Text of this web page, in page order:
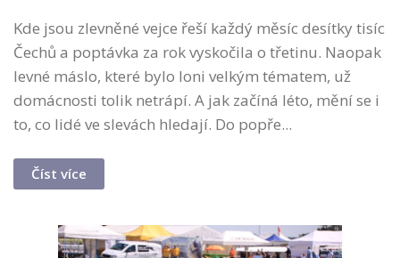
Kde jsou zlevněné vejce řeší každý měsíc desítky tisíc
Čechů a poptávka za rok vyskočila o třetinu. Naopak
levné máslo, které bylo loni velkým tématem, už
domácnosti tolik netrápí. A jak začíná léto, mění se i
to, co lidé ve slevách hledají. Do popře...
Číst více